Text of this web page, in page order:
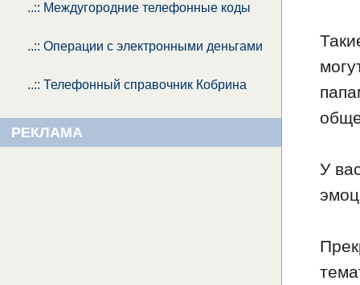
..:: Междугородние телефонные коды
..:: Операции с электронными деньгами
..:: Телефонный справочник Кобрина
РЕКЛАМА
У